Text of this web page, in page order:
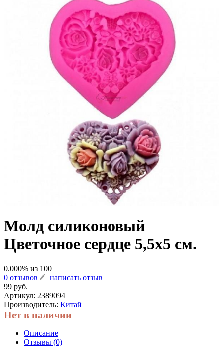
Молд силиконовый
Цветочное сердце 5,5х5 см.
0.000% из 100
0 отзывов
написать отзыв
99 руб.
Артикул: 2389094
Производитель: Китай
Нет в наличии
Описание
Отзывы (0)